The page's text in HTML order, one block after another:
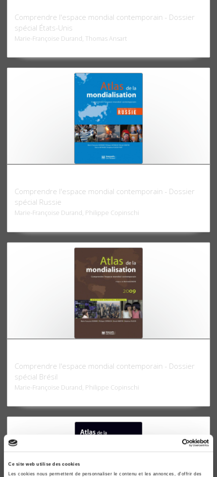
Ce site web utilise des cookies
Les cookies nous permettent de personnaliser le contenu et les annonces, d'offrir des
Comprendre l'espace mondial contemporain - Dossier
spécial États-Unis
Marie-Françoise Durand, Thomas Ansart
Comprendre l'espace mondial contemporain - Dossier
spécial Russie
Marie-Françoise Durand, Philippe Copinschi
Comprendre l'espace mondial contemporain - Dossier
spécial Brésil
Marie-Françoise Durand, Philippe Copinschi